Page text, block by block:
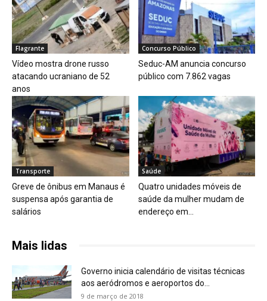
Flagrante
Vídeo mostra drone russo
atacando ucraniano de 52
anos
Concurso Público
Seduc-AM anuncia concurso
público com 7.862 vagas
Transporte
Greve de ônibus em Manaus é
suspensa após garantia de
salários
Saúde
Quatro unidades móveis de
saúde da mulher mudam de
endereço em...
Mais lidas
Governo inicia calendário de visitas técnicas
aos aeródromos e aeroportos do...
9 de março de 2018